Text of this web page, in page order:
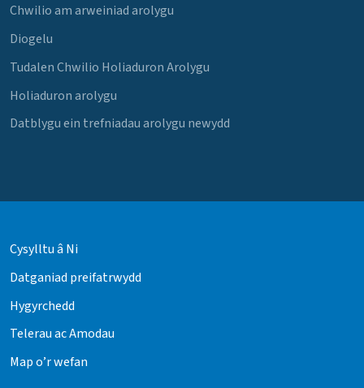
Chwilio am arweiniad arolygu
Diogelu
Tudalen Chwilio Holiaduron Arolygu
Holiaduron arolygu
Datblygu ein trefniadau arolygu newydd
Cysylltu â Ni
Datganiad preifatrwydd
Hygyrchedd
Telerau ac Amodau
Map o’r wefan